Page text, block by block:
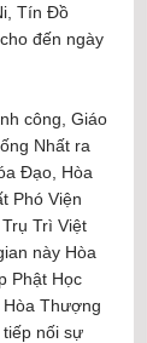
Tín Đồ
đến ngày
công, Giáo
Nhất ra
Đạo, Hòa
Phó Viện
Trì Việt
này Hòa
Phật Học
Thượng
nối sự